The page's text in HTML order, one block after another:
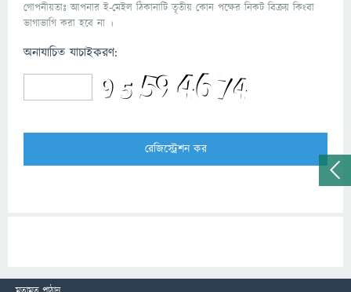
গোপনীয়তাঃ আপনার ই-মেইল ঠিকানাটি তৃতীয় কোন পক্ষের নিকট বিক্রয় কিংবা
ভাগাভাগি করা হবে না ।
অনাযাচিত যাচাইকরণ: